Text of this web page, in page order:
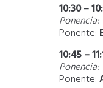
10:30 –
Ponente:
10:45 –
Ponente: